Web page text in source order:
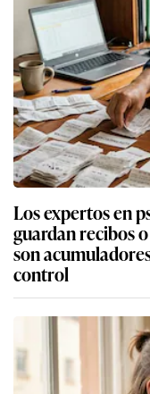
Los expertos en
guardan recibos
son
control